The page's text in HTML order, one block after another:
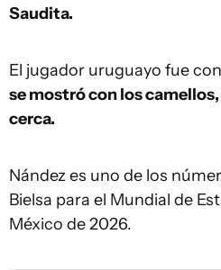
Saudita.
El jugador uruguayo fue
se mostró con los
cerca.
Nández es uno de los
Bielsa para el Mundial de
México de 2026.